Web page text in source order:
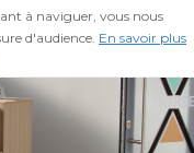
à naviguer, vous nous
d'audience. En savoir plus